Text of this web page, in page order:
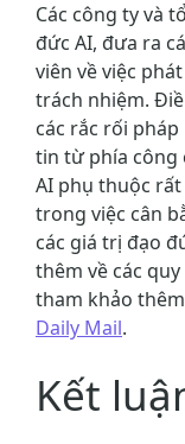
Các công ty và
đức AI, đưa ra
viên về việc
trách nhiệm.
các rắc rối
tin từ phía công
AI phụ thuộc
trong việc cân
các giá trị đạo
thêm về các
tham khảo
Daily Mail.
Kết